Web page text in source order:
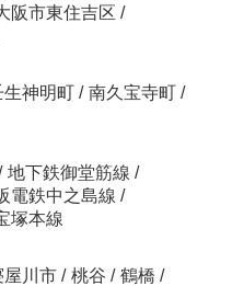
阪市東住吉区 /
生神明町 / 南久宝寺町 /
地下鉄御堂筋線 /
電鉄中之島線 /
塚本線
屋川市 / 桃谷 / 鶴橋 /